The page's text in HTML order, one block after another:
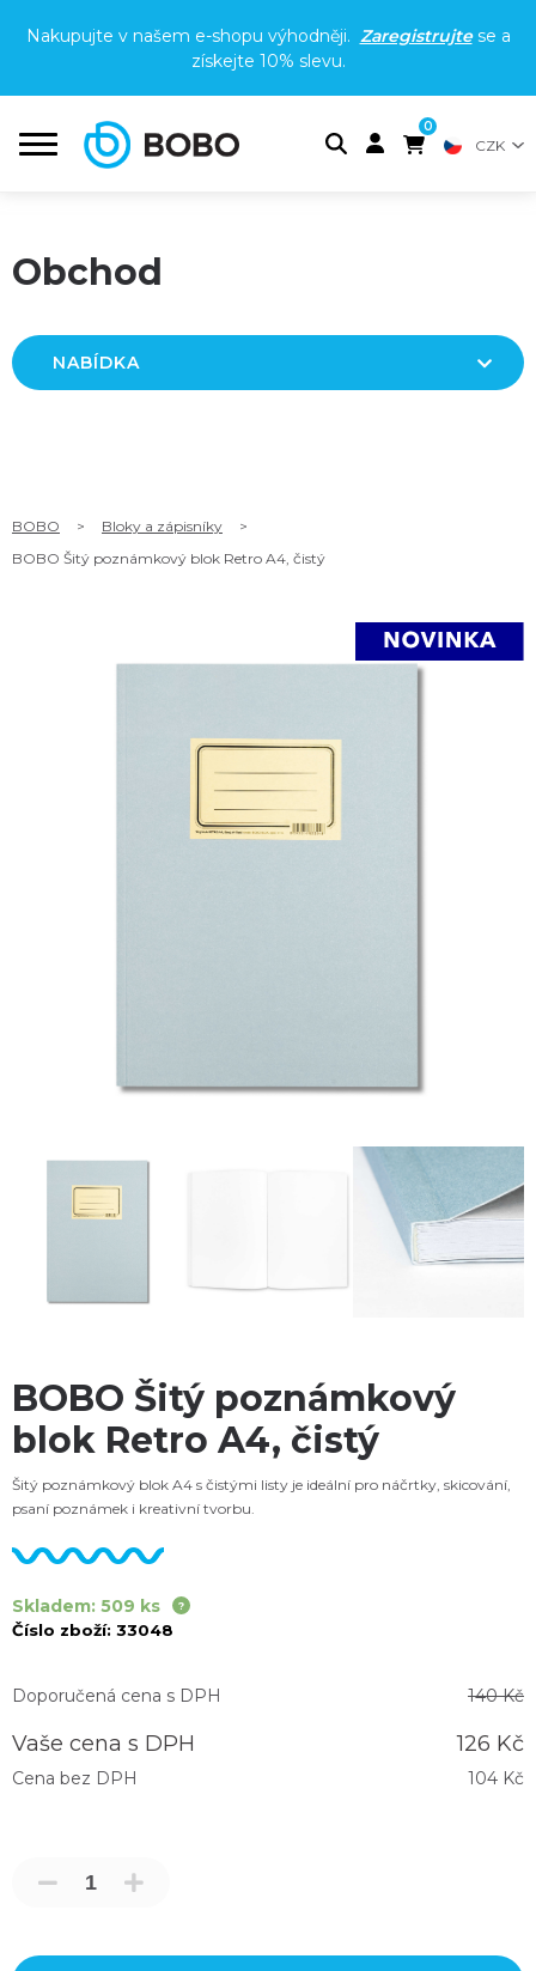
Nakupujte v našem e-shopu výhodněji. Zaregistrujtese a
získejte 10% slevu.
0
CZK
Obchod
NABÍDKA
BOBO > Bloky a zápisníky
>
BOBO Šitý poznámkový blok Retro A4, čistý
BOBO Šitý poznámkový
blok Retro A4, čistý
Šitý poznámkový blok A4 s čistými listy je ideální pro náčrtky, skicování,
psaní poznámek i kreativní tvorbu.
Skladem: 509 ks
Číslo zboží: 33048
Doporučená cena s DPH 140 Kč
Vaše cena s DPH 126 Kč
Cena bez DPH 104 Kč